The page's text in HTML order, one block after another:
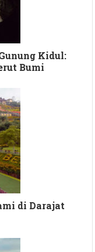
Kidul:
Bumi
di Darajat